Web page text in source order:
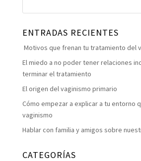
ENTRADAS RECIENTES
Motivos que frenan tu tratamiento del
El miedo a no poder tener relaciones
terminar el tratamiento
El origen del vaginismo primario
Cómo empezar a explicar a tu entorno
vaginismo
Hablar con familia y amigos sobre
CATEGORÍAS